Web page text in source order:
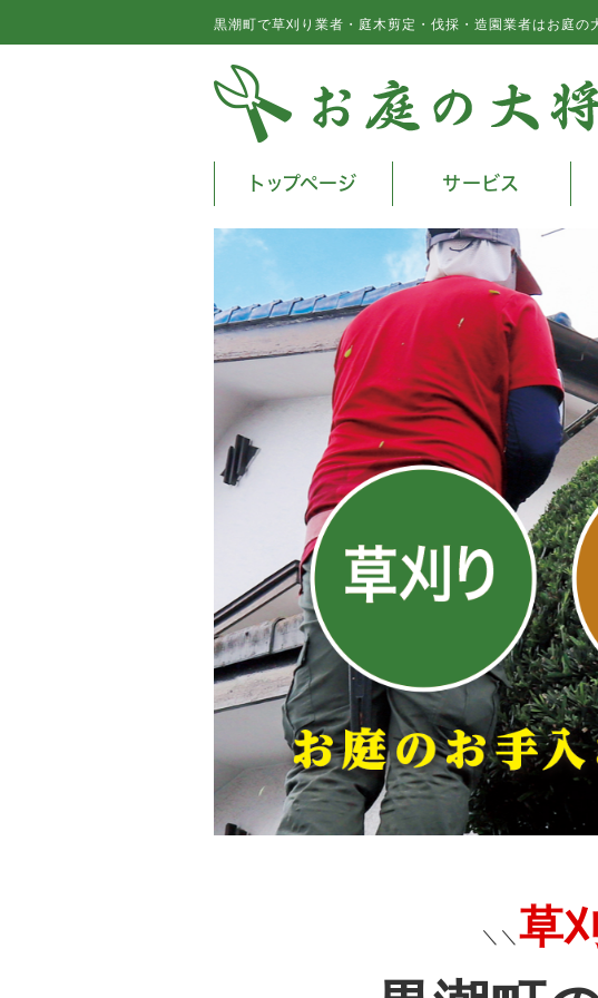
黒潮町で草刈り業者・庭木剪定・伐採・造園業者はお庭の
トップページ サービス
＼＼ 草